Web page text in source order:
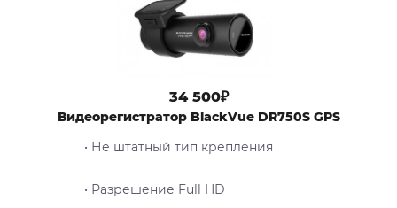
34 500₽
Видеорегистратор BlackVue DR750S GPS
• Не штатный тип крепления
• Разрешение Full HD